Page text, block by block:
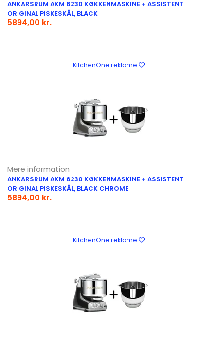
ANKARSRUM AKM 6230 KØKKENMASKINE + ASSISTENT
ORIGINAL PISKESKÅL, BLACK
5894,00 kr.
KitchenOne reklame
Mere information
ANKARSRUM AKM 6230 KØKKENMASKINE + ASSISTENT
ORIGINAL PISKESKÅL, BLACK CHROME
5894,00 kr.
KitchenOne reklame